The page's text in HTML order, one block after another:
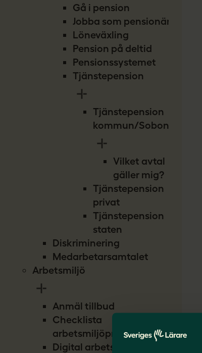
Gå i pension
Jobba som pensionär
Löneväxling
Pension på deltid
Pensionssystemet
Tjänstepension
Tjänstepension
kommun/Sobona
Vilket avtal
gäller mig?
Tjänstepension
privat
Tjänstepension
staten
Diskriminering
Medarbetarsamtalet
Arbetsmiljö
Anmäl tillbud
Checklista
arbetsmiljöproblem
Digital arbetsmiljö